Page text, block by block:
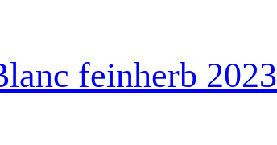
feinherb 2023